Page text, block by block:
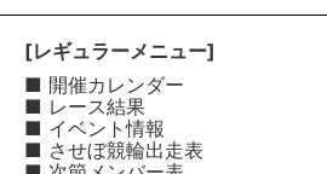
[レギュラーメニュー]
■ 開催カレンダー
■ レース結果
■ イベント情報
■ させぼ競輪出走表